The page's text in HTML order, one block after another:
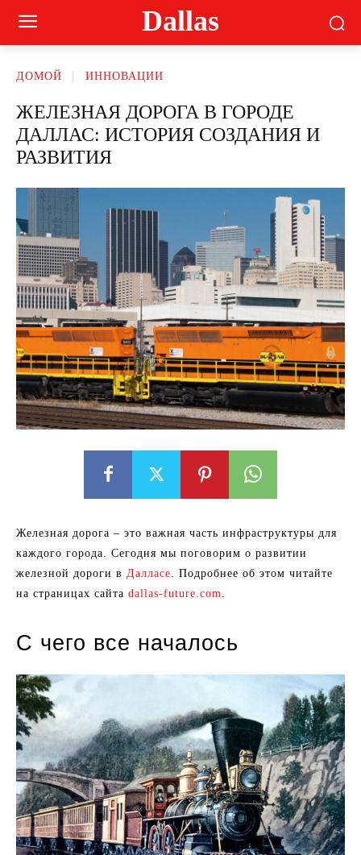
Dallas
ДОМОЙ ИННОВАЦИИ
ЖЕЛЕЗНАЯ ДОРОГА В ГОРОДЕ
ДАЛЛАС: ИСТОРИЯ СОЗДАНИЯ И
РАЗВИТИЯ
Железная дорога – это важная часть инфраструктуры для
каждого города. Сегодня мы поговорим о развитии
железной дороги в Далласе. Подробнее об этом читайте
на страницах сайта dallas-future.com.
С чего все началось